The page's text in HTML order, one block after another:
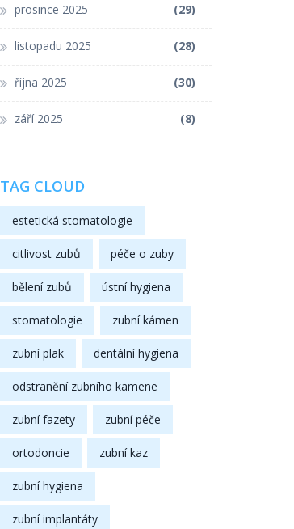
prosince 2025 (29)
listopadu 2025 (28)
října 2025 (30)
září 2025 (8)
TAG CLOUD
estetická stomatologie
citlivost zubů péče o zuby
bělení zubů ústní hygiena
stomatologie zubní kámen
zubní plak dentální hygiena
odstranění zubního kamene
zubní fazety zubní péče
ortodoncie zubní kaz
zubní hygiena
zubní implantáty